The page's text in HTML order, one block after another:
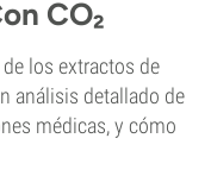
CO₂
los extractos de
análisis detallado de
médicas, y cómo